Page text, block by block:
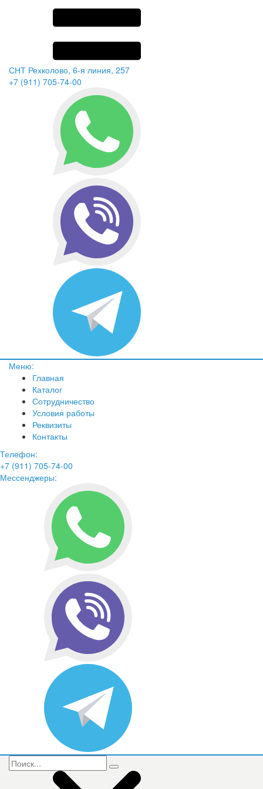
СНТ Рехколово, 6-я линия, 257
+7 (911) 705-74-00
Меню:
Главная
Каталог
Сотрудничество
Условия работы
Реквизиты
Контакты
Телефон:
+7 (911) 705-74-00
Мессенджеры: